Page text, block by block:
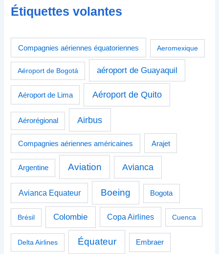
Étiquettes volantes
Compagnies aériennes équatoriennes Aeromexique
Aéroport de Bogotá aéroport de Guayaquil
Aéroport de Lima Aéroport de Quito
Aérorégional Airbus
Compagnies aériennes américaines Arajet
Argentine Aviation Avianca
Avianca Equateur Boeing Bogota
Brésil Colombie Copa Airlines Cuenca
Delta Airlines Équateur Embraer